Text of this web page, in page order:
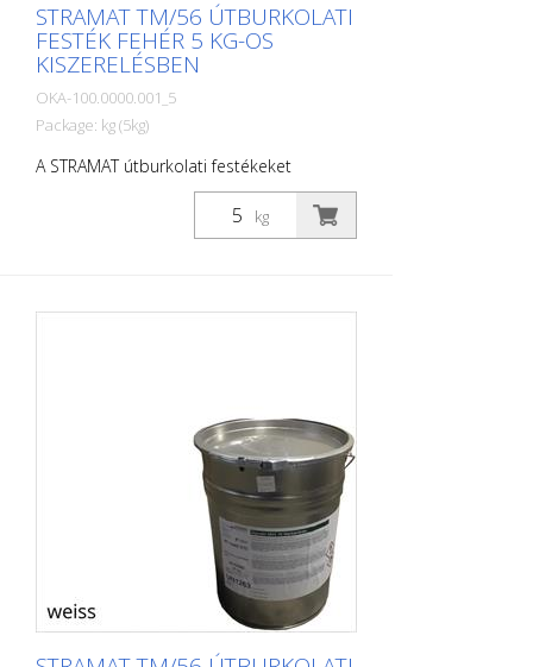
STRAMAT TM/56 ÚTBURKOLATI
FESTÉK FEHÉR 5 KG-OS
KISZERELÉSBEN
OKA-100.0000.001_5
Package: kg (5kg)
A STRAMAT útburkolati festékeket
elsősorban aszfalt- vagy betonfelületeken
használják, szegély- és középvonalak,
parkolóhelyek, űrszelvényjelzések vagy
kg